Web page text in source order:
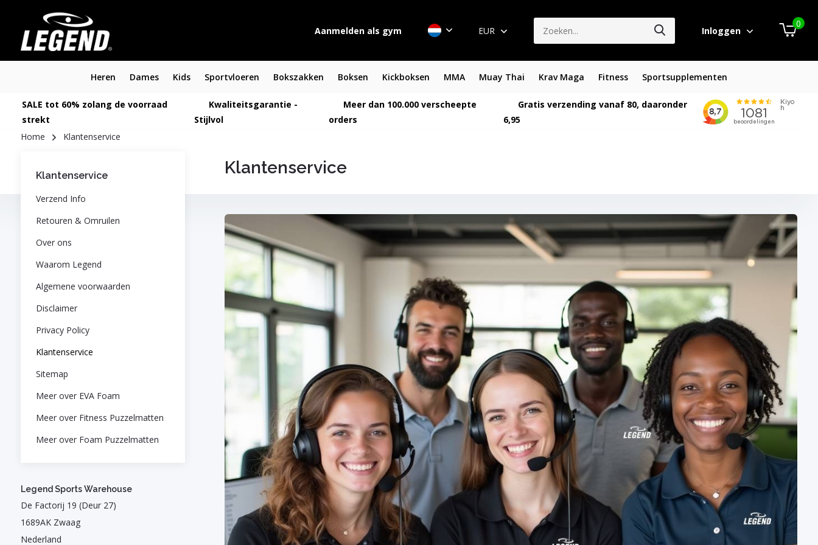
Aanmelden als gym EUR Inloggen
0
Heren Dames Kids Sportvloeren Bokszakken Boksen Kickboksen MMA Muay Thai Krav Maga Fitness Sportsupplementen
SALE tot 60% zolang de voorraad
strekt
Kwaliteitsgarantie -
Stijlvol
Meer dan 100.000 verscheepte
orders
Gratis verzending vanaf 80, daaronder
6,95
Home
Klantenservice
Klantenservice
Verzend Info
Retouren & Omruilen
Over ons
Waarom Legend
Algemene voorwaarden
Disclaimer
Privacy Policy
Klantenservice
Sitemap
Meer over EVA Foam
Meer over Fitness Puzzelmatten
Meer over Foam Puzzelmatten
Legend Sports Warehouse
De Factorij 19 (Deur 27)
1689AK Zwaag
Nederland
Klantenservice